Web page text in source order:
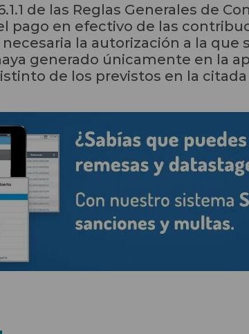
de las Reglas Generales de
pago en efectivo de las
la autorización a la que
generado únicamente en la
de los previstos en la citada